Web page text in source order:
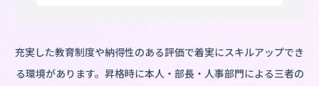
充実した教育制度や納得性のある評価で着実にスキルアップでき
る環境があります。昇格時に本人・部長・人事部門による三者の